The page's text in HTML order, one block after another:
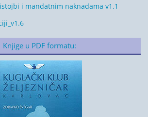
i mandatnim naknadama v1.1
Knjige u PDF formatu: